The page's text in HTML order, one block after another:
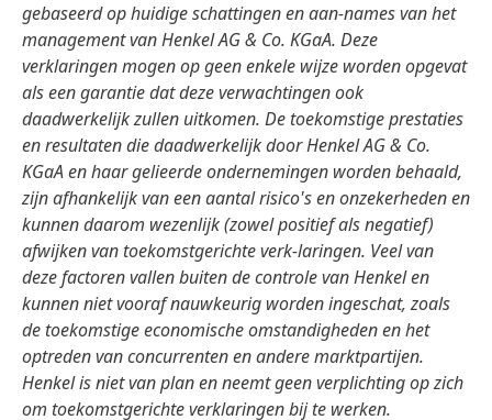
gebaseerd op huidige schattingen en aan-names van het
management van Henkel AG & Co. KGaA. Deze
verklaringen mogen op geen enkele wijze worden opgevat
als een garantie dat deze verwachtingen ook
daadwerkelijk zullen uitkomen. De toekomstige prestaties
en resultaten die daadwerkelijk door Henkel AG & Co.
KGaA en haar gelieerde ondernemingen worden behaald,
zijn afhankelijk van een aantal risico's en onzekerheden en
kunnen daarom wezenlijk(zowel positief als negatief)
afwijken van toekomstgerichte verk-laringen. Veel van
deze factoren vallen buiten de controle van Henkel en
kunnen niet vooraf nauwkeurig worden ingeschat, zoals
de toekomstige economische omstandigheden en het
optreden van concurrenten en andere marktpartijen.
Henkel is niet van plan en neemt geen verplichting op zich
om toekomstgerichte verklaringen bij te werken.